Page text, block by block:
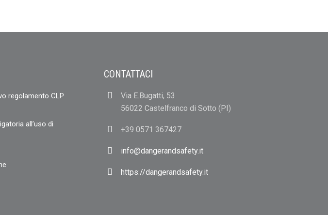
regolamento CLP
all’uso di
CONTATTACI
Via E.Bugatti, 53
56022 Castelfranco di Sotto (PI)
+39 0571 367427
info@dangerandsafety.it
https://dangerandsafety.it